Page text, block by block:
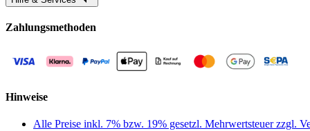
Zahlungsmethoden
Hinweise
Alle Preise inkl. 7% bzw. 19% gesetzl. Mehrwertsteuer zzgl.